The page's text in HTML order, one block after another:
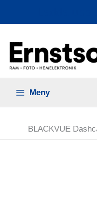
Meny
BLACKVUE